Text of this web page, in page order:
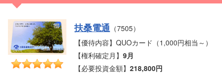
扶桑電通 （7505）
【優待内容】QUOカード（1,000円相当～）
【権利確定月】9月
【必要投資金額】218,800円